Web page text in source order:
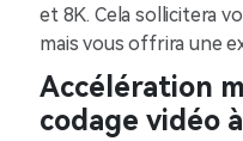
et 8K. Cela sollicitera
mais vous offrira une
Accélération
codage vidéo